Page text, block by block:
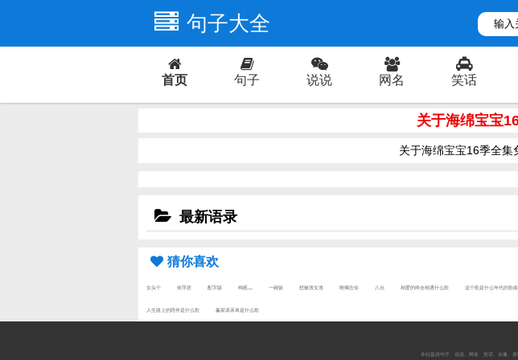
句子大全
首页 句子 说说 网名 笑话
关于海绵宝宝
关于海绵宝宝16季全
最新语录
猜你喜欢
女头个 依萍捂 配字版 绚夜灬 一碗饭 想被渣女渣 唯獨念伱 八点 相爱的终会相遇什么歌 这个歌是什么年代的歌曲
人生路上的陪伴是什么歌 赢家滚床单是什么歌
本站提供句子 说说 网名 笑话 头像